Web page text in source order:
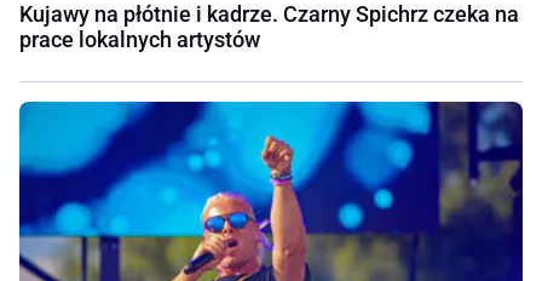
Kujawy na płótnie i kadrze. Czarny Spichrz czeka na
prace lokalnych artystów